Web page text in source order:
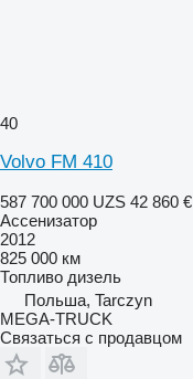
40
Volvo FM 410
587 700 000 UZS 42 860 €
Ассенизатор
2012
825 000 км
Топливо дизель
Польша, Tarczyn
MEGA-TRUCK
Связаться с продавцом